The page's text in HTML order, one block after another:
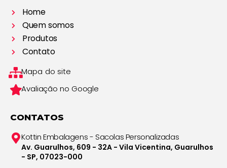
Home
Quem somos
Produtos
Contato
Mapa do site
Avaliação no Google
CONTATOS
Kottin Embalagens - Sacolas Personalizadas
Av. Guarulhos, 609 - 32A - Vila Vicentina, Guarulhos
- SP, 07023-000